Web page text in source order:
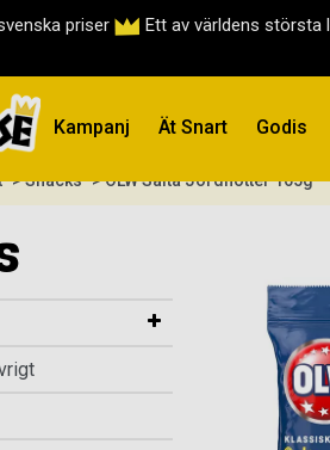
priser Ett av världens
Kampanj Ät Snart Godis
> Snacks > OLW Salta Jordnötter 165g